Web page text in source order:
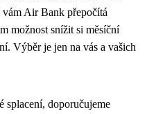
vám Air Bank přepočítá
možnost snížit si měsíční
Výběr je jen na vás a vašich
splacení, doporučujeme